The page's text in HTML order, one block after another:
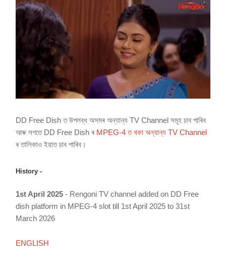
DD Free Dish ত উপলব্ধ অসমৰ অন্যান্য TV Channel সমূহ চাব পাৰিব
আৰু লগতে DD Free Dish ৰ MPEG-4 ত থকা অন্যান্য TV Channel
ৰ তালিকাও ইয়াত চাব পাৰিব।
History -
1st April 2025 - Rengoni TV channel added on DD Free
dish platform in MPEG-4 slot till 1st April 2025 to 31st
March 2026
ENGLISH